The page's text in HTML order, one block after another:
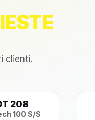
clienti.
208
100 S/S